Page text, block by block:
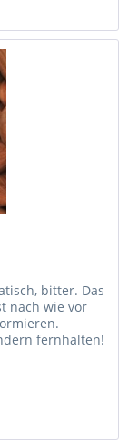
bitter. Das
nach wie vor
fernhalten!